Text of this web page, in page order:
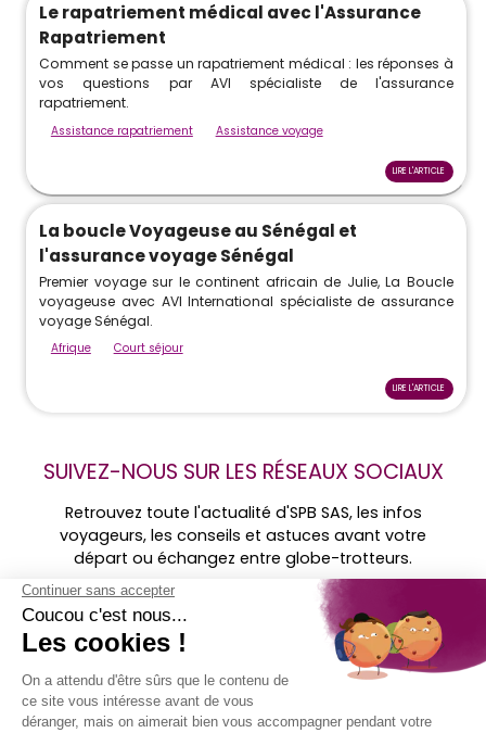
Le rapatriement médical avec l'Assurance
Rapatriement
Comment se passe un rapatriement médical : les réponses à
vos questions par AVI spécialiste de l'assurance
rapatriement.
Assistance rapatriement Assistance voyage
LIRE L'ARTICLE
La boucle Voyageuse au Sénégal et
l'assurance voyage Sénégal
Premier voyage sur le continent africain de Julie, La Boucle
voyageuse avec AVI International spécialiste de assurance
voyage Sénégal.
Afrique Court séjour
LIRE L'ARTICLE
SUIVEZ-NOUS SUR LES RÉSEAUX SOCIAUX
Retrouvez toute l'actualité d'SPB SAS, les infos
voyageurs, les conseils et astuces avant votre
départ ou échangez entre globe-trotteurs.
Retrouvez-
nous sur ...